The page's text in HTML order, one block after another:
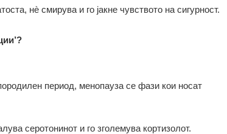
нè смирува и го јакне чувството на сигурност.
период, менопауза се фази кои носат
серотонинот и го зголемува кортизолот.